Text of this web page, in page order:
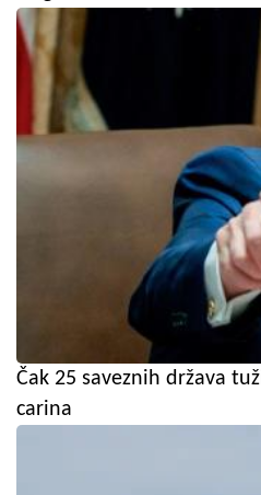
Čak 25 saveznih država
carina